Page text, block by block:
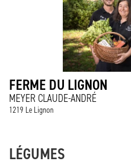
FERME DU LIGNON
MEYER CLAUDE-ANDRÉ
1219 Le Lignon
LÉGUMES